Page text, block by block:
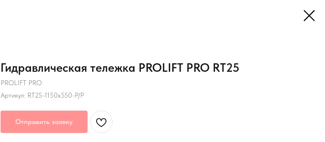
Гидравлическая тележка PROLIFT PRO RT25
PROLIFT PRO
Артикул: RT25-1150x550-P/P
Отправить заявку